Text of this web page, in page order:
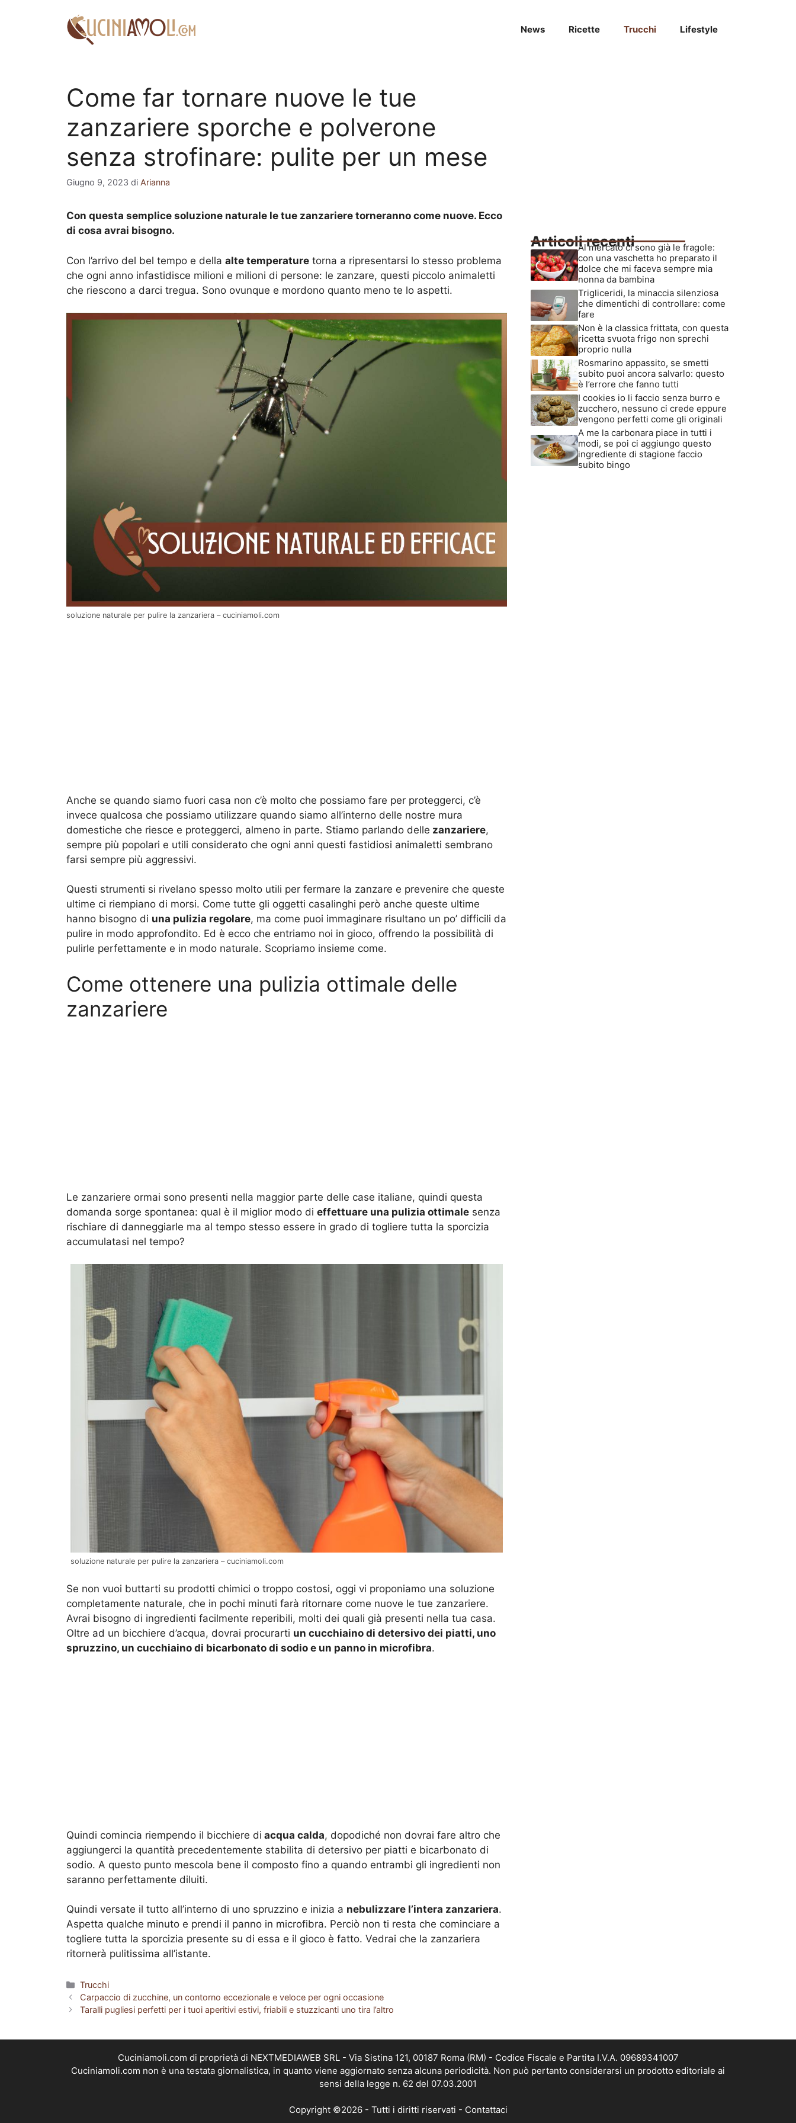
News Ricette Trucchi Lifestyle
Come far tornare nuove le tue
zanzariere sporche e polverone
senza strofinare: pulite per un mese
Giugno 9, 2023 di Arianna
Con questa semplice soluzione naturale le tue zanzariere torneranno come nuove. Ecco
di cosa avrai bisogno.
Con l’arrivo del bel tempo e della alte temperature torna a ripresentarsi lo stesso problema
che ogni anno infastidisce milioni e milioni di persone: le zanzare, questi piccolo animaletti
che riescono a darci tregua. Sono ovunque e mordono quanto meno te lo aspetti.
soluzione naturale per pulire la zanzariera – cuciniamoli.com
Anche se quando siamo fuori casa non c’è molto che possiamo fare per proteggerci, c’è
invece qualcosa che possiamo utilizzare quando siamo all’interno delle nostre mura
domestiche che riesce e proteggerci, almeno in parte. Stiamo parlando delle zanzariere,
sempre più popolari e utili considerato che ogni anni questi fastidiosi animaletti sembrano
farsi sempre più aggressivi.
Questi strumenti si rivelano spesso molto utili per fermare la zanzare e prevenire che queste
ultime ci riempiano di morsi. Come tutte gli oggetti casalinghi però anche queste ultime
hanno bisogno di una pulizia regolare, ma come puoi immaginare risultano un po’ difficili da
pulire in modo approfondito. Ed è ecco che entriamo noi in gioco, offrendo la possibilità di
pulirle perfettamente e in modo naturale. Scopriamo insieme come.
Come ottenere una pulizia ottimale delle
zanzariere
Le zanzariere ormai sono presenti nella maggior parte delle case italiane, quindi questa
domanda sorge spontanea: qual è il miglior modo di effettuare una pulizia ottimale senza
rischiare di danneggiarle ma al tempo stesso essere in grado di togliere tutta la sporcizia
accumulatasi nel tempo?
soluzione naturale per pulire la zanzariera – cuciniamoli.com
Se non vuoi buttarti su prodotti chimici o troppo costosi, oggi vi proponiamo una soluzione
completamente naturale, che in pochi minuti farà ritornare come nuove le tue zanzariere.
Avrai bisogno di ingredienti facilmente reperibili, molti dei quali già presenti nella tua casa.
Oltre ad un bicchiere d’acqua, dovrai procurarti un cucchiaino di detersivo dei piatti, uno
spruzzino, un cucchiaino di bicarbonato di sodio e un panno in microfibra.
Quindi comincia riempendo il bicchiere di acqua calda, dopodiché non dovrai fare altro che
aggiungerci la quantità precedentemente stabilita di detersivo per piatti e bicarbonato di
sodio. A questo punto mescola bene il composto fino a quando entrambi gli ingredienti non
saranno perfettamente diluiti.
Quindi versate il tutto all’interno di uno spruzzino e inizia a nebulizzare l’intera zanzariera.
Aspetta qualche minuto e prendi il panno in microfibra. Perciò non ti resta che cominciare a
togliere tutta la sporcizia presente su di essa e il gioco è fatto. Vedrai che la zanzariera
ritornerà pulitissima all’istante.
Categorie
Trucchi
Carpaccio di zucchine, un contorno eccezionale e veloce per ogni occasione
Taralli pugliesi perfetti per i tuoi aperitivi estivi, friabili e stuzzicanti uno tira l’altro
Articoli recenti
Al mercato ci sono già le fragole:
con una vaschetta ho preparato il
dolce che mi faceva sempre mia
nonna da bambina
Trigliceridi, la minaccia silenziosa
che dimentichi di controllare: come
fare
Non è la classica frittata, con questa
ricetta svuota frigo non sprechi
proprio nulla
Rosmarino appassito, se smetti
subito puoi ancora salvarlo: questo
è l’errore che fanno tutti
I cookies io li faccio senza burro e
zucchero, nessuno ci crede eppure
vengono perfetti come gli originali
A me la carbonara piace in tutti i
modi, se poi ci aggiungo questo
ingrediente di stagione faccio
subito bingo
Cuciniamoli.com di proprietà di NEXTMEDIAWEB SRL - Via Sistina 121, 00187 Roma (RM) - Codice Fiscale e Partita I.V.A. 09689341007
Cuciniamoli.com non è una testata giornalistica, in quanto viene aggiornato senza alcuna periodicità. Non può pertanto considerarsi un prodotto editoriale ai
sensi della legge n. 62 del 07.03.2001
Copyright ©2026 - Tutti i diritti riservati - Contattaci